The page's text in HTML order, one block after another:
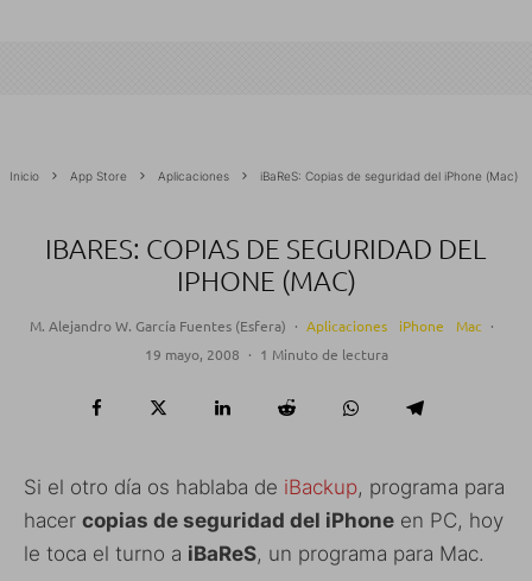
Inicio App Store Aplicaciones iBaReS: Copias de seguridad del iPhone (Mac)
IBARES: COPIAS DE SEGURIDAD DEL
IPHONE (MAC)
M. Alejandro W. García Fuentes (Esfera) · Aplicaciones iPhone Mac ·
19 mayo, 2008 · 1 Minuto de lectura
Si el otro día os hablaba de iBackup, programa para
hacer copias de seguridad del iPhone en PC, hoy
le toca el turno a iBaReS, un programa para Mac.